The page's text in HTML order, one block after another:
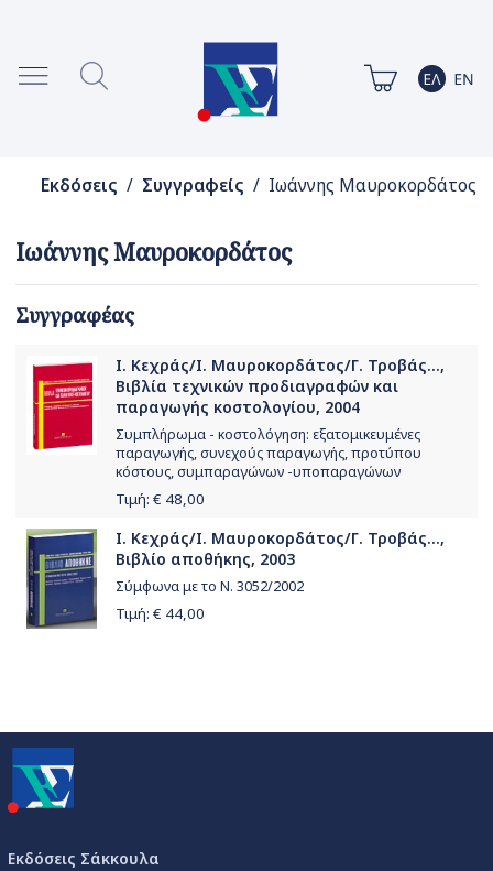
Εκδόσεις / Συγγραφείς / Ιωάννης Μαυροκορδάτος
Ιωάννης Μαυροκορδάτος
Συγγραφέας
Ι. Κεχράς/Ι. Μαυροκορδάτος/Γ. Τροβάς...,
Βιβλία τεχνικών προδιαγραφών και
παραγωγής κοστολογίου, 2004
Συμπλήρωμα - κοστολόγηση: εξατομικευμένες
παραγωγής, συνεχούς παραγωγής, προτύπου
κόστους, συμπαραγώνων -υποπαραγώνων
Τιμή: € 48,00
Ι. Κεχράς/Ι. Μαυροκορδάτος/Γ. Τροβάς...,
Βιβλίο αποθήκης, 2003
Σύμφωνα με το Ν. 3052/2002
Τιμή: € 44,00
Εκδόσεις Σάκκουλα